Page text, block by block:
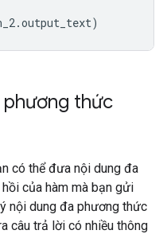
.output_text)
phương thức
có thể đưa nội dung đa
của hàm mà bạn gửi
nội dung đa phương thức
câu trả lời có nhiều thông